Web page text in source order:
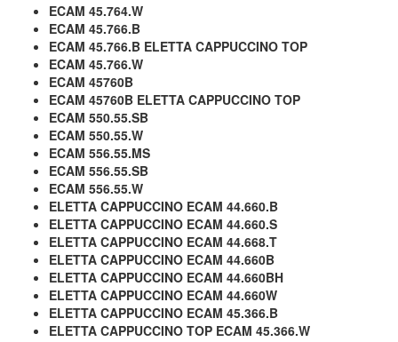
ECAM 45.764.W
ECAM 45.766.B
ECAM 45.766.B ELETTA CAPPUCCINO TOP
ECAM 45.766.W
ECAM 45760B
ECAM 45760B ELETTA CAPPUCCINO TOP
ECAM 550.55.SB
ECAM 550.55.W
ECAM 556.55.MS
ECAM 556.55.SB
ECAM 556.55.W
ELETTA CAPPUCCINO ECAM 44.660.B
ELETTA CAPPUCCINO ECAM 44.660.S
ELETTA CAPPUCCINO ECAM 44.668.T
ELETTA CAPPUCCINO ECAM 44.660B
ELETTA CAPPUCCINO ECAM 44.660BH
ELETTA CAPPUCCINO ECAM 44.660W
ELETTA CAPPUCCINO ECAM 45.366.B
ELETTA CAPPUCCINO TOP ECAM 45.366.W